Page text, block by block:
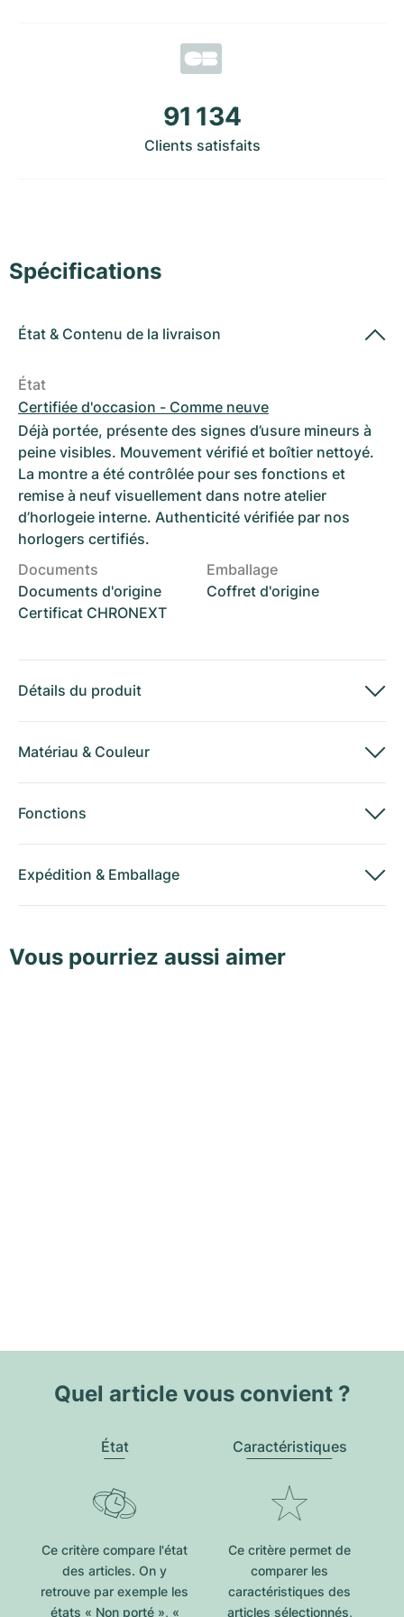
91 134
Clients satisfaits
Spécifications
État & Contenu de la livraison
État
Certifiée d'occasion - Comme neuve
Déjà portée, présente des signes d’usure mineurs à
peine visibles. Mouvement vérifié et boîtier nettoyé.
La montre a été contrôlée pour ses fonctions et
remise à neuf visuellement dans notre atelier
d’horlogeie interne. Authenticité vérifiée par nos
horlogers certifiés.
Documents
Documents d'origine
Certificat CHRONEXT
Emballage
Coffret d'origine
Détails du produit
Matériau & Couleur
Fonctions
Expédition & Emballage
Vous pourriez aussi aimer
Quel article vous convient ?
État
Ce critère compare l'état
des articles. On y
retrouve par exemple les
états « Non porté », «
Caractéristiques
Ce critère permet de
comparer les
caractéristiques des
articles sélectionnés,